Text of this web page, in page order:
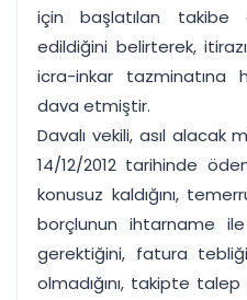
için başlatılan takibe
edildiğini belirterek,
icra-inkar tazminatına
dava etmiştir.
Davalı vekili, asıl alacak
14/12/2012 tarihinde
konusuz kaldığını,
borçlunun ihtarname
gerektiğini, fatura
olmadığını, takipte